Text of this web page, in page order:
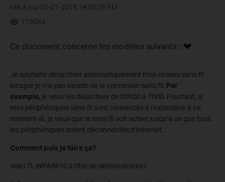
Mis à jour03-21-2019 14:05:26 PM
113043
Ce document concerne les modèles suivants :
Je souhaite désactiver automatiquement mon réseau sans fil
lorsque je n'ai pas besoin de la connexion sans fil. Par
exemple, je veux les désactiver de 00h00 à 7h00. Pourtant, si
mes périphériques sans fil sont connectés à l’extendeur à ce
moment-là, je veux que le sans fil soit activé jusqu’à ce que tous
les périphériques soient déconnectés d’Internet.
Comment puis je faire ça?
Voici TL-WPA9610 à titre de démonstration: